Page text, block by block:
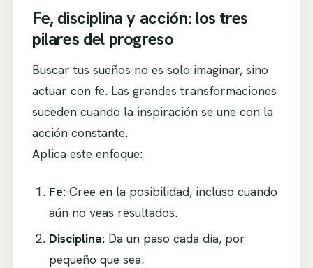
Fe, disciplina y acción: los tres
pilares del progreso
Buscar tus sueños no es solo imaginar, sino
actuar con fe. Las grandes transformaciones
suceden cuando la inspiración se une con la
acción constante.
Aplica este enfoque:
Fe: Cree en la posibilidad, incluso cuando
aún no veas resultados.
Disciplina: Da un paso cada día, por
pequeño que sea.